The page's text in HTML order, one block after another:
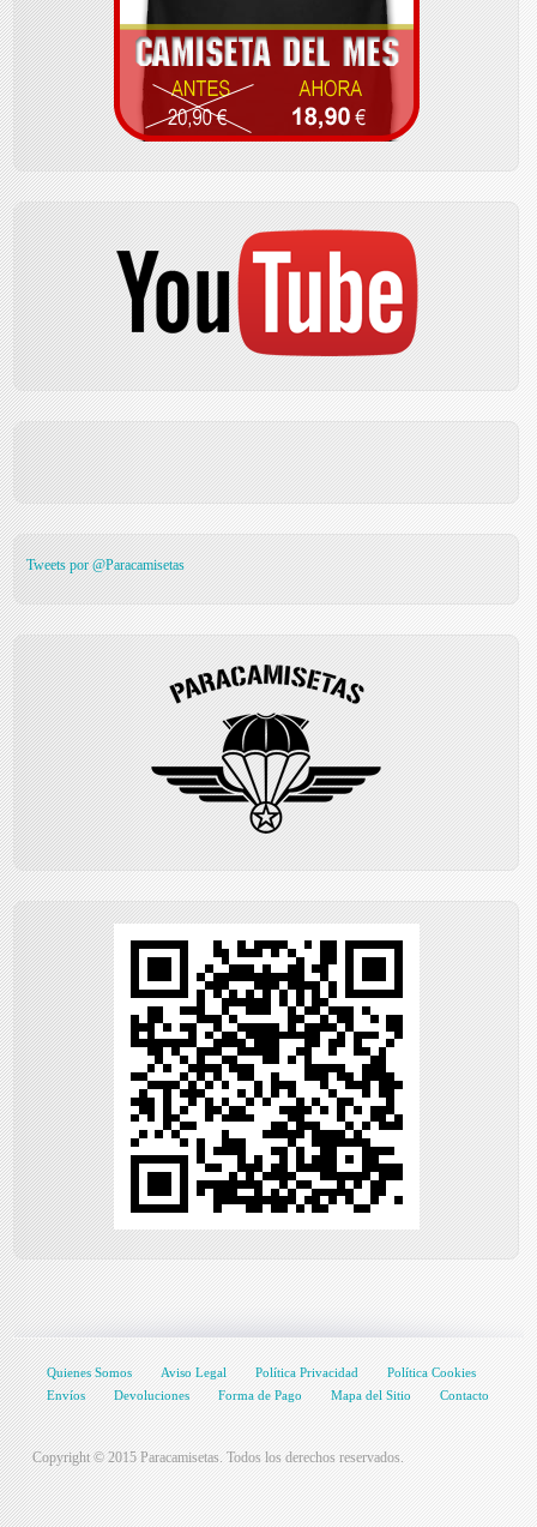
Tweets por @Paracamisetas
Quienes Somos Aviso Legal Política Privacidad
Política Cookies
Envíos
Devoluciones Forma de Pago Mapa del Sitio Contacto
Copyright © 2015 Paracamisetas. Todos los derechos reservados.